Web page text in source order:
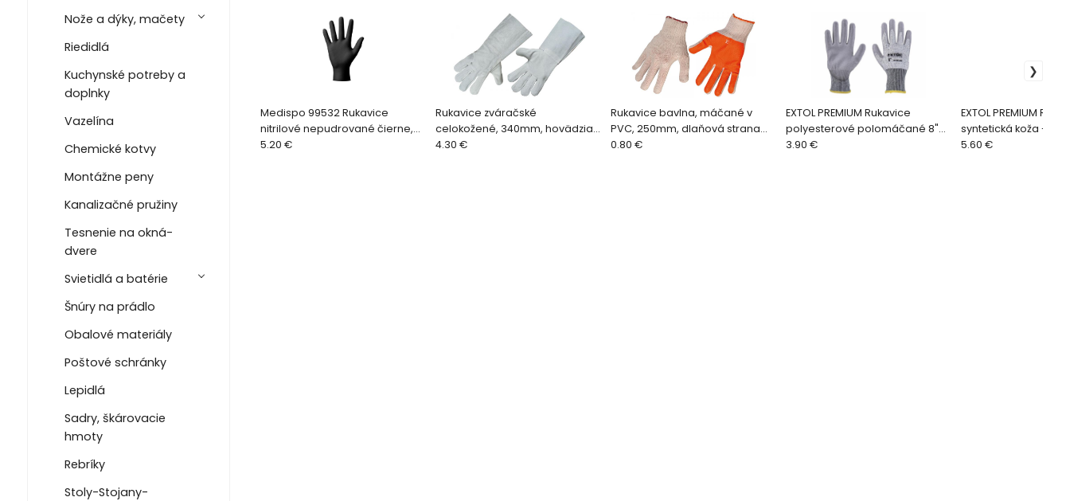
Nože a dýky, mačety
Riedidlá
Kuchynské potreby a
doplnky
Vazelína
Chemické kotvy
Montážne peny
Kanalizačné pružiny
Tesnenie na okná-
dvere
Svietidlá a batérie
Šnúry na prádlo
Obalové materiály
Poštové schránky
Lepidlá
Sadry, škárovacie
hmoty
Rebríky
Stoly-Stojany-
Medispo 99532 Rukavice
nitrilové nepudrované čierne,
veľ. L diamantový povrch, 50ks
5.20 €
Rukavice zváračské
celokožené, 340mm, hovädzia
štiepenka, dlhá manžeta
4.30 €
Rukavice bavlna, máčané v
PVC, 250mm, dlaňová strana
pstov a dlaň máčané
0.80 €
EXTOL PREMIUM Rukavice
polyesterové polomáčané 8"
8856696
3.90 €
EXTOL PREMIUM
syntetická koža -
8856652
5.60 €